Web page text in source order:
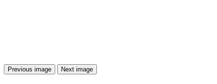
Previous image Next image